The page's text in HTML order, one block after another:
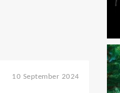
10 September 2024